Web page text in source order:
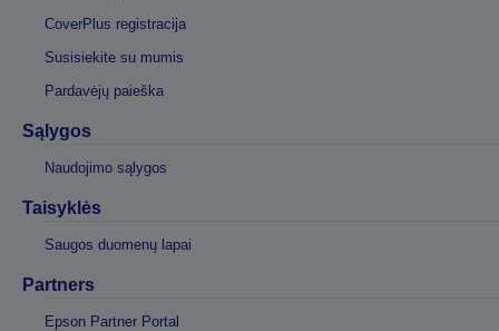
CoverPlus registracija
Susisiekite su mumis
Pardavėjų paieška
Sąlygos
Naudojimo sąlygos
Taisyklės
Saugos duomenų lapai
Partners
Epson Partner Portal